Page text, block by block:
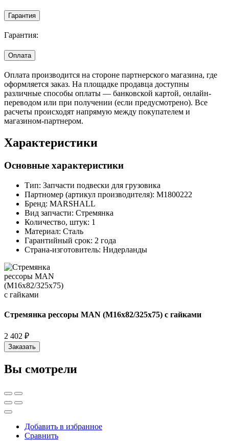
Гарантия
Гарантия:
Оплата
Оплата производится на стороне партнерского магазина, где
оформляется заказ. На площадке продавца доступны
различные способы оплаты — банковской картой, онлайн-
переводом или при получении (если предусмотрено). Все
расчеты происходят напрямую между покупателем и
магазином-партнером.
Характеристики
Основные характеристики
Тип: Запчасти подвески для грузовика
Партномер (артикул производителя): M1800222
Бренд: MARSHALL
Вид запчасти: Стремянка
Количество, штук: 1
Материал: Сталь
Гарантийный срок: 2 года
Страна-изготовитель: Нидерланды
Стремянка рессоры MAN (M16x82/325x75) с гайками
2 402 ₽
Заказать
Вы смотрели
Добавить в избранное
Сравнить